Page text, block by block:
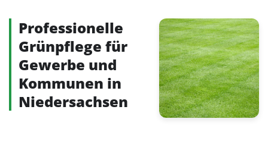
Professionelle
Grünpflege für
Gewerbe und
Kommunen in
Niedersachsen